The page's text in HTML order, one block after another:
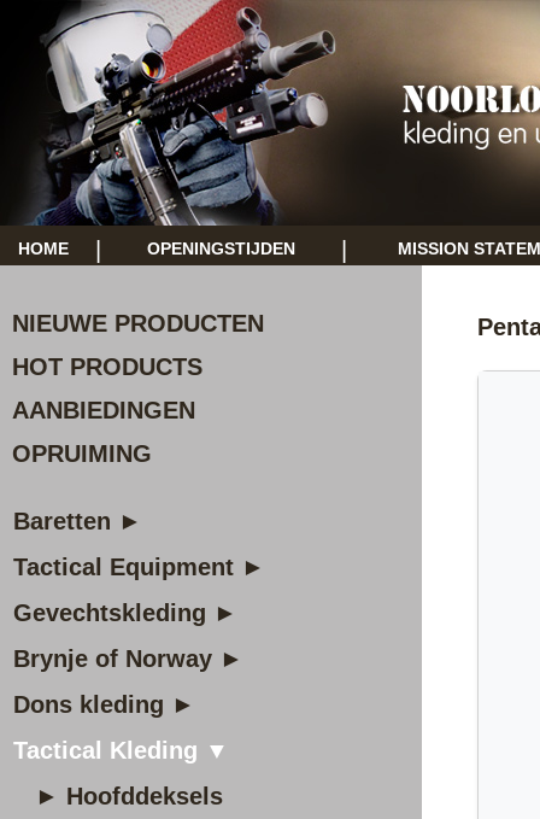
HOME OPENINGSTIJDEN MISSION
NIEUWE PRODUCTEN
HOT PRODUCTS
AANBIEDINGEN
OPRUIMING
Baretten ►
Tactical Equipment ►
Gevechtskleding ►
Brynje of Norway ►
Dons kleding ►
Tactical Kleding ▼
► Hoofddeksels